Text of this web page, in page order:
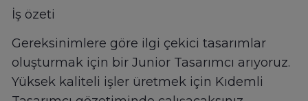
İş özeti
Gereksinimlere göre ilgi çekici tasarımlar
oluşturmak için bir Junior Tasarımcı arıyoruz.
Yüksek kaliteli işler üretmek için Kıdemli